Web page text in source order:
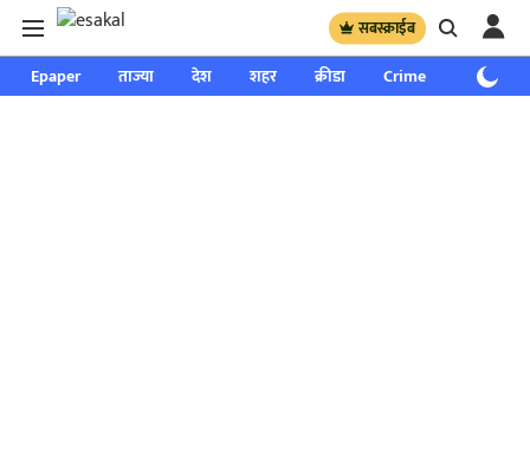
सबस्क्राईब
Epaper ताज्या देश शहर क्रीडा Crime साप्ताहिक